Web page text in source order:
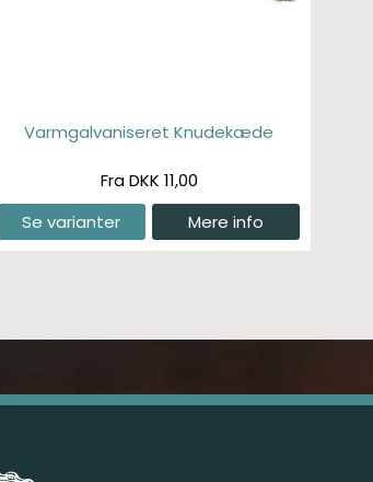
Varmgalvaniseret Knudekæde
Fra DKK 11,00
Se varianter
Mere info